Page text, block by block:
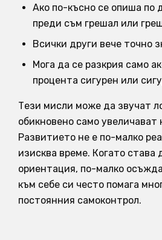
Ако по-късно се опиша по
преди съм грешал или
Всички други вече точно
Мога да се разкрия само
процента сигурен или
Тези мисли може да звучат
обикновено само увеличават
Развитието не е по-малко
изисква време. Когато става
ориентация, по-малко
към себе си често помага
постоянния самоконтрол.